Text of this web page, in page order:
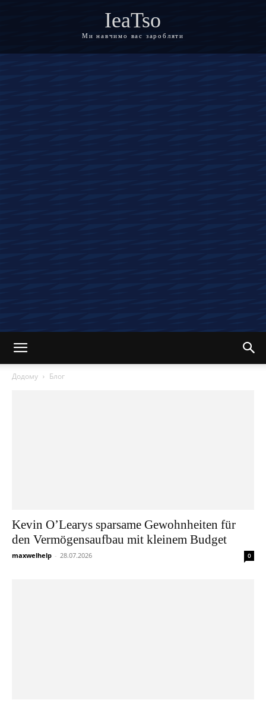
IeaTso
Ми навчимо вас заробляти
Додому Блог
Kevin O’Learys sparsame Gewohnheiten für
den Vermögensaufbau mit kleinem Budget
maxwelhelp - 28.07.2026 0